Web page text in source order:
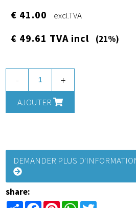
€ 41.00 excl.TVA
€ 49.61 TVA incl (21%)
- +
AJOUTER
DEMANDER PLUS
share:
ShareFacebookPinterestWhatsApp